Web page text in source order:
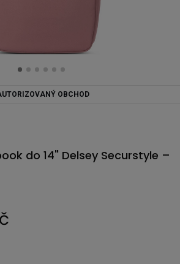
OBCHOD
do 14" Delsey Securstyle –